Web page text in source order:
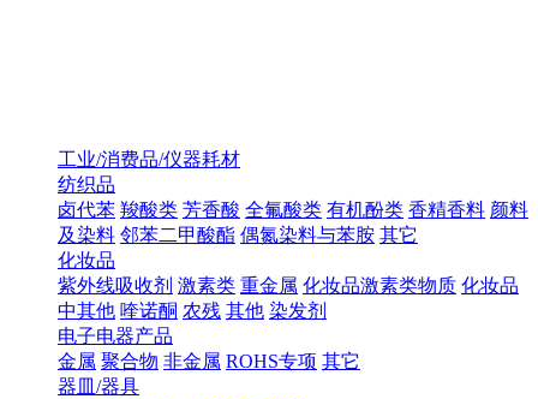
工业/消费品/仪器耗材
纺织品
卤代苯 羧酸类 芳香酸 全氟酸类 有机酚类 香精香料 颜料
及染料 邻苯二甲酸酯 偶氮染料与苯胺 其它
化妆品
紫外线吸收剂 激素类 重金属 化妆品激素类物质 化妆品
中其他 喹诺酮 农残 其他 染发剂
电子电器产品
金属 聚合物 非金属 ROHS专项 其它
器皿/器具